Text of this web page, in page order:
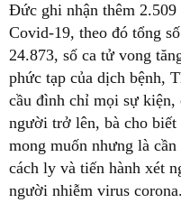
Đức ghi nhận thêm
Covid-19, theo đó tổng
24.873, số ca tử vong
phức tạp của dịch bệnh,
cầu đình chỉ mọi sự kiện,
người trở lên, bà cho biết
mong muốn nhưng là
cách ly và tiến hành xét
người nhiễm virus corona.